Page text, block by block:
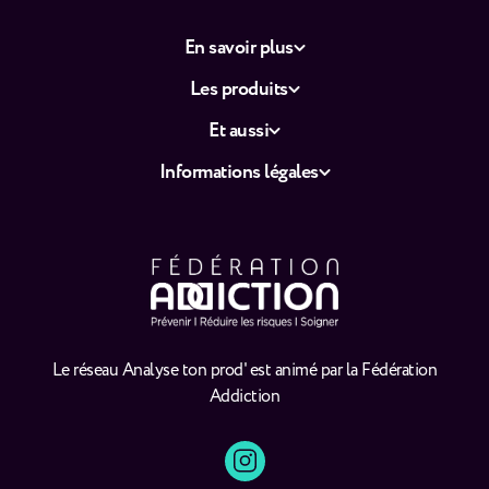
Le réseau Analyse ton prod' est animé par la Fédération
Addiction
En savoir plus
Les produits
Et aussi
Informations légales